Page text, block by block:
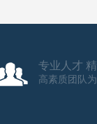
专业人才
高素质团队